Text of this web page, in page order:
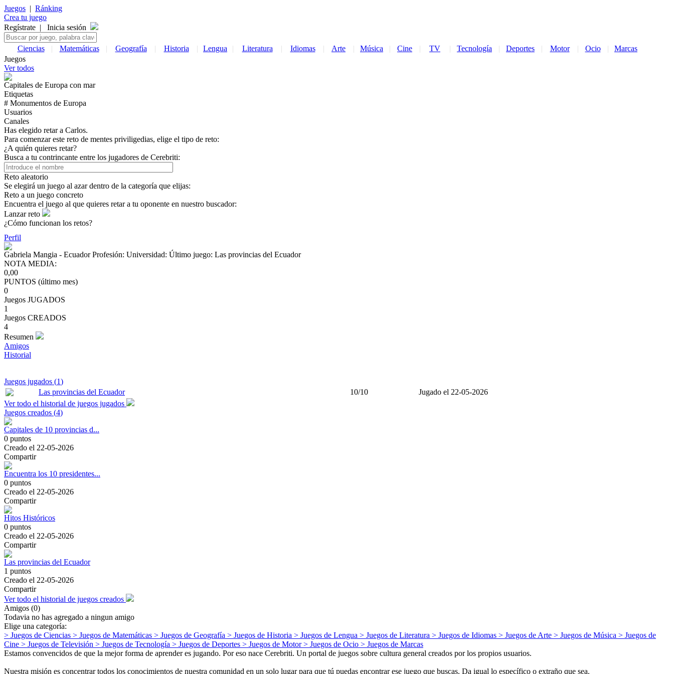
Juegos | Ránking
Crea tu juego
Regístrate | Inicia sesión
Ciencias | Matemáticas | Geografía | Historia | Lengua | Literatura | Idiomas | Arte | Música | Cine | TV | Tecnología | Deportes | Motor | Ocio |
Marcas
Juegos
Ver todos
Capitales de Europa con mar
Etiquetas
# Monumentos de Europa
Usuarios
Canales
Has elegido retar a Carlos.
Para comenzar este reto de mentes priviligedias, elige el tipo de reto:
¿A quién quieres retar?
Busca a tu contrincante entre los jugadores de Cerebriti:
Reto aleatorio
Se elegirá un juego al azar dentro de la categoría que elijas:
Reto a un juego concreto
Encuentra el juego al que quieres retar a tu oponente en nuestro buscador:
Lanzar reto
¿Cómo funcionan los retos?
Perfil
Gabriela Mangia - Ecuador Profesión: Universidad: Último juego: Las provincias del Ecuador
NOTA MEDIA:
0,00
PUNTOS (último mes)
0
Juegos JUGADOS
1
Juegos CREADOS
4
Resumen
Amigos
Historial
Juegos jugados (1)
Las provincias del Ecuador
10/10 Jugado el 22-05-2026
Ver todo el historial de juegos jugados
Juegos creados (4)
Capitales de 10 provincias d...
0 puntos
Creado el 22-05-2026
Compartir
Encuentra los 10 presidentes...
0 puntos
Creado el 22-05-2026
Compartir
Hitos Históricos
0 puntos
Creado el 22-05-2026
Compartir
Las provincias del Ecuador
1 puntos
Creado el 22-05-2026
Compartir
Ver todo el historial de juegos creados
Amigos (0)
Todavia no has agregado a ningun amigo
Elige una categoría:
> Juegos de Ciencias > Juegos de Matemáticas > Juegos de Geografía > Juegos de Historia > Juegos de Lengua > Juegos de Literatura > Juegos de Idiomas > Juegos de Arte > Juegos de Música > Juegos de
Cine > Juegos de Televisión > Juegos de Tecnología > Juegos de Deportes > Juegos de Motor > Juegos de Ocio > Juegos de Marcas
Estamos convencidos de que la mejor forma de aprender es jugando. Por eso nace Cerebriti. Un portal de juegos sobre cultura general creados por los propios usuarios.
Nuestra misión es concentrar todos los conocimientos de nuestra comunidad en un solo lugar para que tú puedas encontrar ese juego que buscas. Da igual lo específico o extraño que sea.